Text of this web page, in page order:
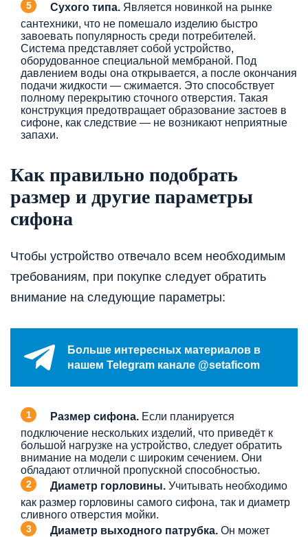
Сухого типа. Является новинкой на рынке
сантехники, что не помешало изделию быстро
завоевать популярность среди потребителей.
Система представляет собой устройство,
оборудованное специальной мембраной. Под
давлением воды она открывается, а после окончания
подачи жидкости — сжимается. Это способствует
полному перекрытию сточного отверстия. Такая
конструкция предотвращает образование застоев в
сифоне, как следствие — не возникают неприятные
запахи.
Как правильно подобрать
размер и другие параметры
сифона
Чтобы устройство отвечало всем необходимым
требованиям, при покупке следует обратить
внимание на следующие параметры:
Больше интересных материалов в
нашем Telegram канале @setaficom
Размер сифона. Если планируется
подключение нескольких изделий, что приведёт к
большой нагрузке на устройство, следует обратить
внимание на модели с широким сечением. Они
обладают отличной пропускной способностью.
Диаметр горловины. Учитывать необходимо
как размер горловины самого сифона, так и диаметр
сливного отверстия мойки.
Диаметр выходного патрубка. Он может